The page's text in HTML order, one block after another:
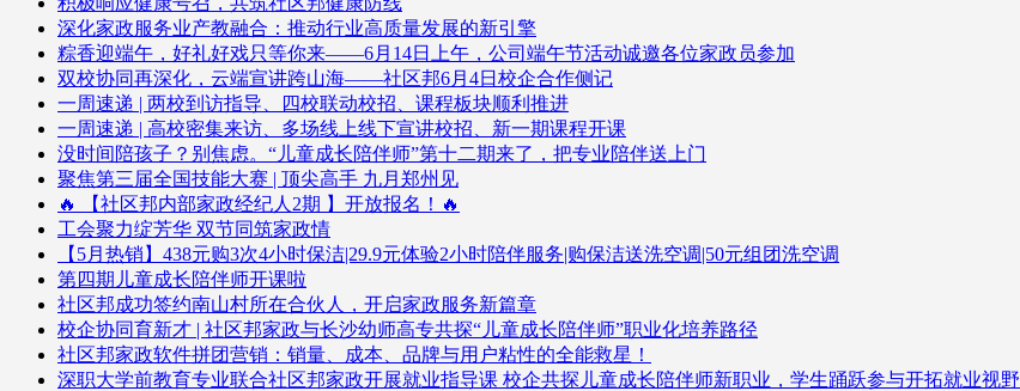
深化家政服务业产教融合：推动行业高质量发展的新引擎
粽香迎端午，好礼好戏只等你来——6月14日上午，公司端午节活动诚邀各位家政员参加
双校协同再深化，云端宣讲跨山海——社区邦6月4日校企合作侧记
一周速递 | 两校到访指导、四校联动校招、课程板块顺利推进
一周速递 | 高校密集来访、多场线上线下宣讲校招、新一期课程开课
没时间陪孩子？别焦虑。“儿童成长陪伴师”第十二期来了，把专业陪伴送上门
聚焦第三届全国技能大赛 | 顶尖高手 九月郑州见
🔥 【社区邦内部家政经纪人2期 】开放报名！🔥
工会聚力绽芳华 双节同筑家政情
【5月热销】438元购3次4小时保洁|29.9元体验2小时陪伴服务|购保洁送洗空调|50元组团洗空调
第四期儿童成长陪伴师开课啦
社区邦成功签约南山村所在合伙人，开启家政服务新篇章
校企协同育新才 | 社区邦家政与长沙幼师高专共探“儿童成长陪伴师”职业化培养路径
社区邦家政软件拼团营销：销量、成本、品牌与用户粘性的全能救星！
深职大学前教育专业联合社区邦家政开展就业指导课 校企共探儿童成长陪伴师新职业，学生踊跃参与开拓就业视野